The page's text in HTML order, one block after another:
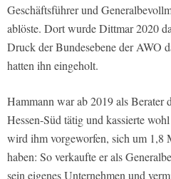
Geschäftsführer und
ablöste. Dort wurde Dittmar 2020
Druck der Bundesebene der AWO
hatten ihn eingeholt.
Hammann war ab 2019 als Berater
Hessen-Süd tätig und kassierte
wird ihm vorgeworfen, sich um 1,8
haben: So verkaufte er als
sein eigenes Unternehmen und